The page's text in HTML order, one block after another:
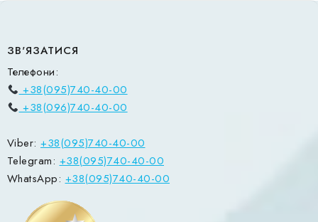
ЗВ'ЯЗАТИСЯ
Телефони:
+38(095)740-40-00
+38(096)740-40-00
Viber: +38(095)740-40-00
Telegram:+38(095)740-40-00
WhatsApp:+38(095)740-40-00